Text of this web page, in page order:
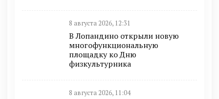
8 августа 2026, 12:31
В Лопандино открыли новую
многофункциональную
площадку ко Дню
физкультурника
8 августа 2026, 11:04